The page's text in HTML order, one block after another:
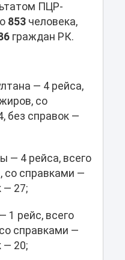
ПЦР-
853человека,
граждан РК.
— 4 рейса,
со
без справок —
— 4 рейса, всего
со справками —
— 27;
1 рейс, всего
справками —
— 20;